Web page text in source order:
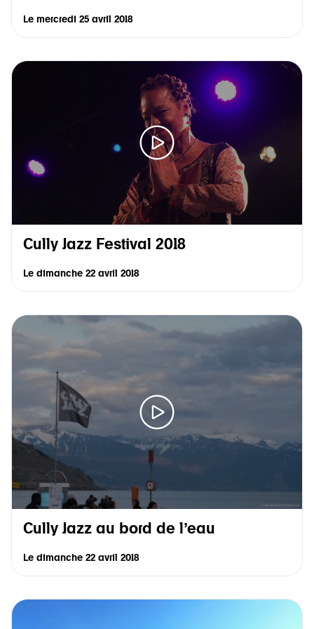
Le mercredi 25 avril 2018
Cully Jazz Festival 2018
Le dimanche 22 avril 2018
Cully Jazz au bord de l’eau
Le dimanche 22 avril 2018